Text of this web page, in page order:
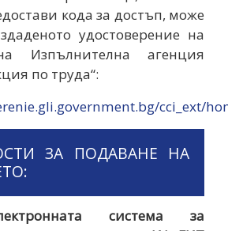
кода за достъп, може
удостоверение на
Изпълнителна агенция
по труда“:
cci_ext/
ЗА ПОДАВАНЕ НА
система за